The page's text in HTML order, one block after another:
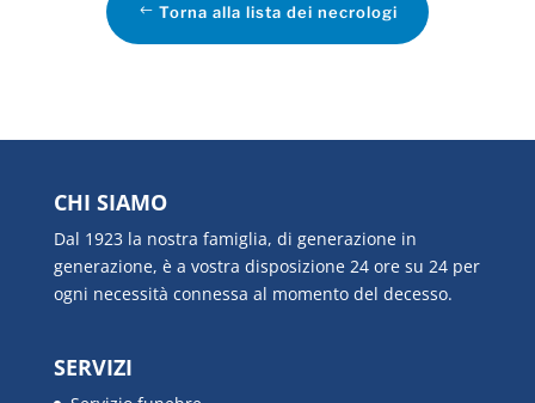
Torna alla lista dei necrologi
CHI SIAMO
Dal 1923 la nostra famiglia, di generazione in
generazione, è a vostra disposizione 24 ore su 24 per
ogni necessità connessa al momento del decesso.
SERVIZI